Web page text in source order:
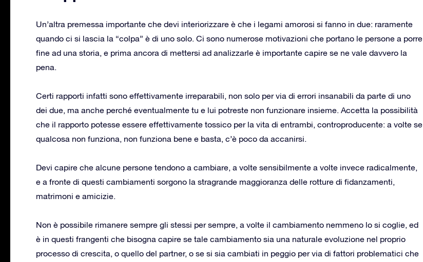
Un’altra premessa importante che devi interiorizzare è che i legami amorosi si fanno in due: raramente
quando ci si lascia la “colpa” è di uno solo. Ci sono numerose motivazioni che portano le persone a porre
fine ad una storia, e prima ancora di mettersi ad analizzarle è importante capire se ne vale davvero la
pena.
Certi rapporti infatti sono effettivamente irreparabili, non solo per via di errori insanabili da parte di uno
dei due, ma anche perché eventualmente tu e lui potreste non funzionare insieme. Accetta la possibilità
che il rapporto potesse essere effettivamente tossico per la vita di entrambi, controproducente: a volte se
qualcosa non funziona, non funziona bene e basta, c’è poco da accanirsi.
Devi capire che alcune persone tendono a cambiare, a volte sensibilmente a volte invece radicalmente,
e a fronte di questi cambiamenti sorgono la stragrande maggioranza delle rotture di fidanzamenti,
matrimoni e amicizie.
Non è possibile rimanere sempre gli stessi per sempre, a volte il cambiamento nemmeno lo si coglie, ed
è in questi frangenti che bisogna capire se tale cambiamento sia una naturale evoluzione nel proprio
processo di crescita, o quello del partner, o se si sia cambiati in peggio per via di fattori problematici che